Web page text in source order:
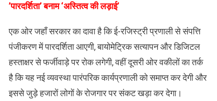
​’पारदर्शिता’ बनाम ‘अस्तित्व की लड़ाई’
एक ओर जहाँ सरकार का दावा है कि ई-रजिस्ट्री प्रणाली से संपत्ति
पंजीकरण में पारदर्शिता आएगी, बायोमेट्रिक सत्यापन और डिजिटल
हस्ताक्षर से फर्जीवाड़े पर रोक लगेगी, वहीं दूसरी ओर वकीलों का तर्क
है कि यह नई व्यवस्था पारंपरिक कार्यप्रणाली को समाप्त कर देगी और
इससे जुड़े हजारों लोगों के रोजगार पर संकट खड़ा कर देगा।